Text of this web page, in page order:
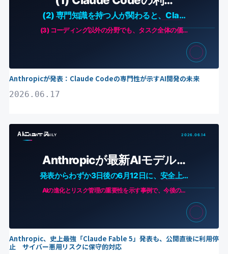
Anthropicが発表：Claude Codeの専門性が示すAI開発の未来
2026.06.17
AIニュース
Anthropic、史上最強「Claude Fable 5」発表も、公開直後に利用停
止 サイバー悪用リスクに保守的対応